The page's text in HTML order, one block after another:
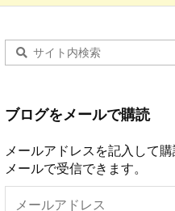
ブログをメールで購読
メールアドレスを記入して
メールで受信できます。